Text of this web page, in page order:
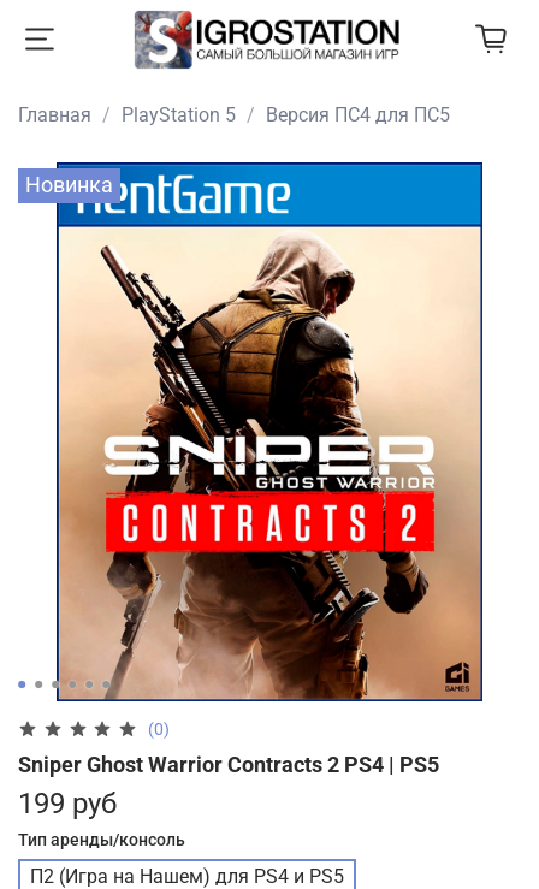
Главная PlayStation 5 Версия ПС4 для ПС5
Новинка
(0)
Sniper Ghost Warrior Contracts 2 PS4 | PS5
199 руб
Тип аренды/консоль
П2 (Игра на Нашем) для PS4 и PS5